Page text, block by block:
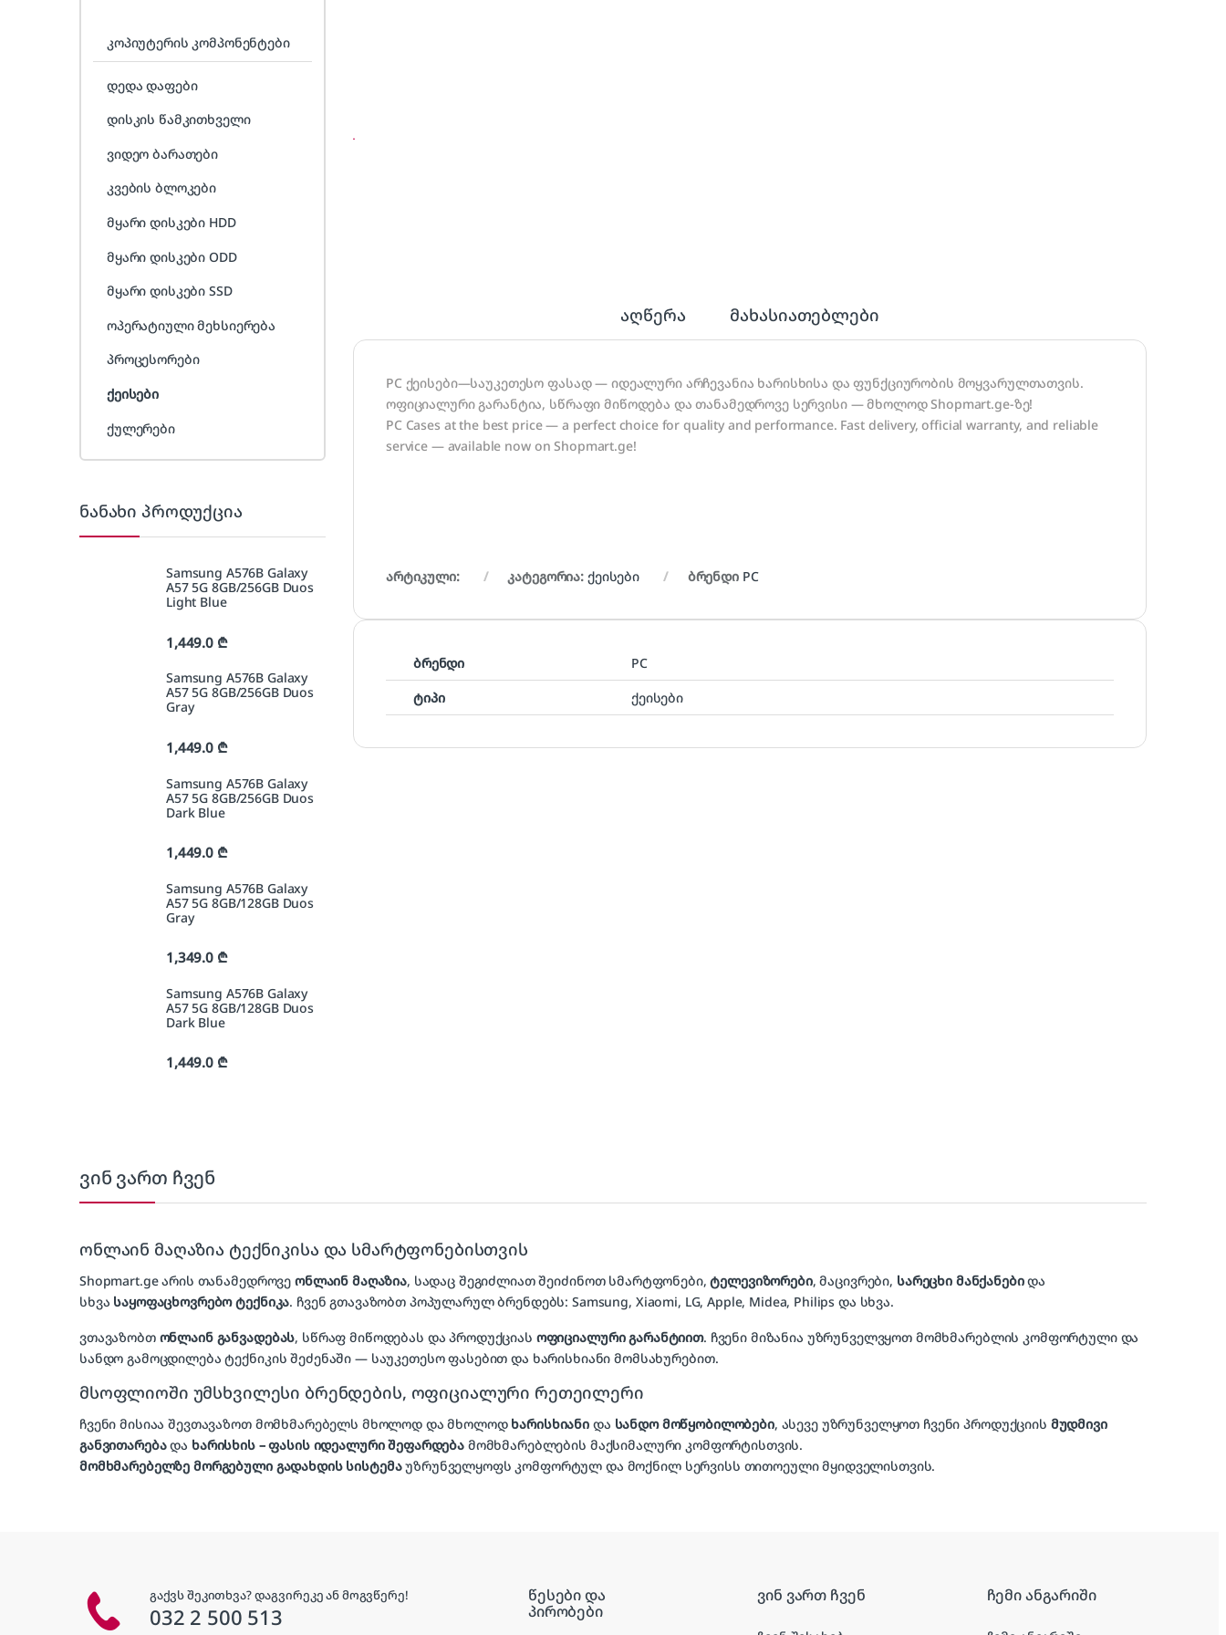
აღწერა მახასიათებლები
PC ქეისები—საუკეთესო ფასად — იდეალური არჩევანია ხარისხისა და ფუნქციურობის მოყვარულთათვის.
ოფიციალური გარანტია, სწრაფი მიწოდება და თანამედროვე სერვისი — მხოლოდ Shopmart.ge-ზე!
PC Cases at the best price — a perfect choice for quality and performance. Fast delivery, official warranty, and reliable
service — available now on Shopmart.ge!
არტიკული: კატეგორია: ქეისები ბრენდი PC
ბრენდი
PC
ტიპი
ქეისები
კოპიუტერის კომპონენტები
დედა დაფები
დისკის წამკითხველი
ვიდეო ბარათები
კვების ბლოკები
მყარი დისკები HDD
მყარი დისკები ODD
მყარი დისკები SSD
ოპერატიული მეხსიერება
პროცესორები
ქეისები
ქულერები
ნანახი პროდუქცია
Samsung A576B Galaxy
A57 5G 8GB/256GB Duos
Light Blue
1,449.0 ₾
Samsung A576B Galaxy
A57 5G 8GB/256GB Duos
Gray
1,449.0 ₾
Samsung A576B Galaxy
A57 5G 8GB/256GB Duos
Dark Blue
1,449.0 ₾
Samsung A576B Galaxy
A57 5G 8GB/128GB Duos
Gray
1,349.0 ₾
Samsung A576B Galaxy
A57 5G 8GB/128GB Duos
Dark Blue
1,449.0 ₾
ვინ ვართ ჩვენ
ონლაინ მაღაზია ტექნიკისა და სმარტფონებისთვის
Shopmart.ge არის თანამედროვე ონლაინ მაღაზია, სადაც შეგიძლიათ შეიძინოთ სმარტფონები,ტელევიზორები, მაცივრები, სარეცხი მანქანებიდა
სხვა საყოფაცხოვრებო ტექნიკა. ჩვენ გთავაზობთ პოპულარულ ბრენდებს: Samsung, Xiaomi, LG, Apple, Midea, Philips და სხვა.
ვთავაზობთ ონლაინ განვადებას, სწრაფ მიწოდებას და პროდუქციას ოფიციალური გარანტიით. ჩვენი მიზანია უზრუნველვყოთ მომხმარებლის კომფორტული და
სანდო გამოცდილება ტექნიკის შეძენაში — საუკეთესო ფასებით და ხარისხიანი მომსახურებით.
მსოფლიოში უმსხვილესი ბრენდების, ოფიციალური რეთეილერი
ჩვენი მისიაა შევთავაზოთ მომხმარებელს მხოლოდ და მხოლოდ ხარისხიანი და სანდო მოწყობილობები, ასევე უზრუნველყოთ ჩვენი პროდუქციის მუდმივი
განვითარებადა ხარისხის – ფასის იდეალური შეფარდება მომხმარებლების მაქსიმალური კომფორტისთვის.
მომხმარებელზე მორგებული გადახდის სისტემაუზრუნველყოფს კომფორტულ და მოქნილ სერვისს თითოეული მყიდველისთვის.
გაქვს შეკითხვა? დაგვირეკე ან მოგვწერე!
032 2 500 513
წესები და
პირობები
ვინ ვართ ჩვენ ჩემი ანგარიში